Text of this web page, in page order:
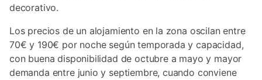
decorativo.
Los precios de un alojamiento en la zona oscilan entre
70€ y 190€ por noche según temporada y capacidad,
con buena disponibilidad de octubre a mayo y mayor
demanda entre junio y septiembre, cuando conviene